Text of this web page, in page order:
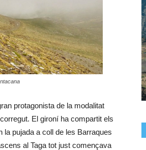
protagonista de la modalitat
El gironí ha compartit els
pujada a coll de les Barraques
al Taga tot just començava